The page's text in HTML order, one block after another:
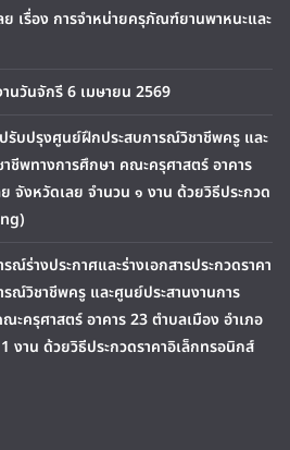
ย เรื่อง การจำหน่ายครุภัณฑ์ยานพาหนะและ
นวันจักรี 6 เมษายน 2569
ปรับปรุงศูนย์ฝึกประสบการณ์วิชาชีพครู และ
ชีพทางการศึกษา คณะครุศาสตร์ อาคาร
จังหวัดเลย จำนวน ๑ งาน ด้วยวิธีประกวด
ณ์ร่างประกาศและร่างเอกสารประกวดราคา
ณ์วิชาชีพครู และศูนย์ประสานงานการ
ะครุศาสตร์ อาคาร 23 ตำบลเมือง อำเภอ
งาน ด้วยวิธีประกวดราคาอิเล็กทรอนิกส์